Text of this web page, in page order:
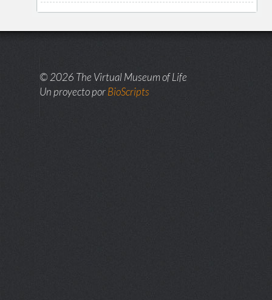
© 2026 The Virtual Museum of Life
Un proyecto porBioScripts